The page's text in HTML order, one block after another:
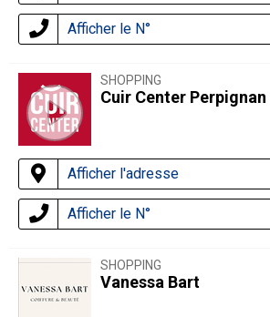
Afficher le N°
SHOPPING
Cuir Center Perpignan
Afficher l'adresse
Afficher le N°
SHOPPING
Vanessa Bart